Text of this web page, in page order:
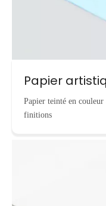
Papier
Papier teinté en couleur
finitions